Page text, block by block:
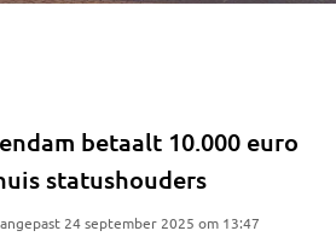
betaalt 10.000 euro
statushouders
24 september 2025 om 13:47